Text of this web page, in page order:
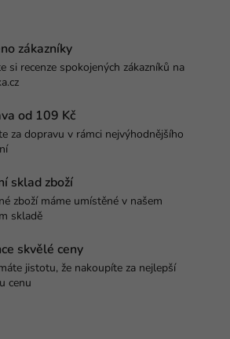
í
p
k
y
v
i
s
n
í
zákazníky
si recenze spokojených zákazníků na
od 109 Kč
za dopravu v rámci nejvýhodnějšího
sklad zboží
zboží máme umístěné v našem
skladě
skvělé ceny
jistotu, že nakoupíte za nejlepší
cenu